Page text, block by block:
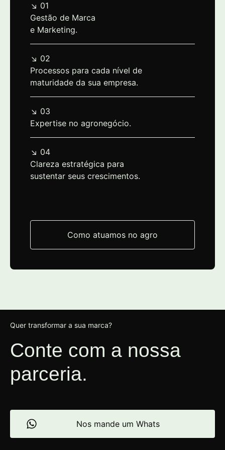
↘ 01
Gestão de Marca
e Marketing.
↘ 02
Processos para cada nível de
maturidade da sua empresa.
↘ 03
Expertise no agronegócio.
↘ 04
Clareza estratégica para
sustentar seus crescimentos.
Como atuamos no agro
Quer transformar a sua marca?
Conte com a nossa
parceria.
Nos mande um Whats